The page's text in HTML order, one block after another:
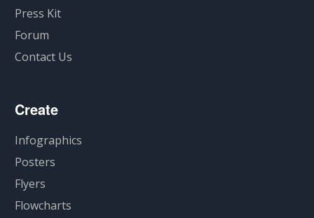
Press Kit
Forum
Contact Us
Create
Infographics
Posters
Flyers
Flowcharts